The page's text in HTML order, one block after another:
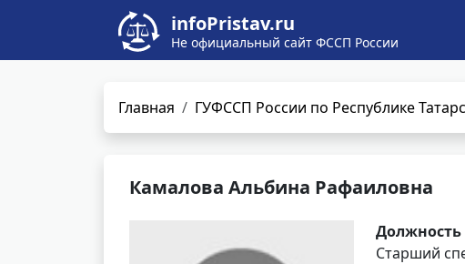
infoPristav.ru
Не официальный сайт ФССП России
Главная ГУФССП России по Республике
Камалова Альбина Рафаиловна
Должность
Старший